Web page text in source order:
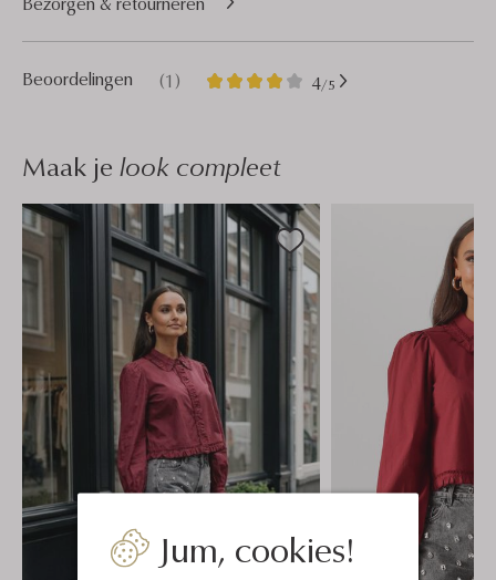
Jum, cookies!
Beoordelingen (1) 4/5
1
4
Maak je look compleet